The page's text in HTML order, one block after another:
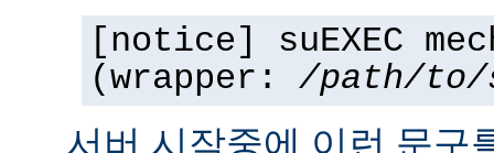
[notice] suEXEC
(wrapper: /path/to/
서버 시작중에 이런 문구